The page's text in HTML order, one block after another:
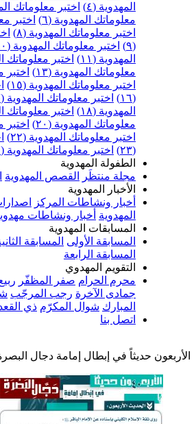
المهدوية (٤)
اختبر معلوماتك
معلوماتك المهدوية (٦)
اختبر
اختبر معلوماتك المهدوية (٨)
(٩)
اختبر معلوماتك المهدوية (١٠)
المهدوية (١١)
اختبر معلوماتك
معلوماتك المهدوية (١٣)
اختبر
اختبر معلوماتك المهدوية (١٥)
(١٦)
اختبر معلوماتك المهدوية (١٧)
المهدوية (١٨)
اختبر معلوماتك
معلوماتك المهدوية (٢٠)
اختبر
اختبر معلوماتك المهدوية (٢٢)
(٢٣)
اختبر معلوماتك المهدوية (٢٤)
الطفولة المهدوية
مجلة منتظَر
القصص المهدوية
الأخبار المهدوية
أخبار ونشاطات المركز
المهدوية أخبار ونشاطات
المسابقات المهدوية
المسابقة الأولى المسابقة
المسابقة الرابعة
التقويم المهدوي
محرم الحرام صفر المظفّر
جمادى الآخرة رجب المرجّب
المبارك شوال المكرّم ذي
اتصل بنا
الأربعون حديثاً في إبطال إمامة دجال